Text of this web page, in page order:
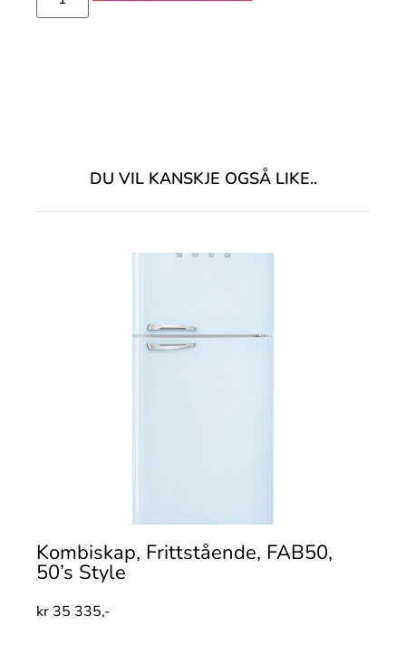
DU VIL KANSKJE OGSÅ LIKE..
Kombiskap, Frittstående, FAB50,
50’s Style
kr 35 335,-